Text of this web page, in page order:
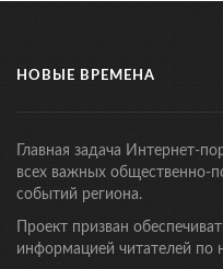
НОВЫЕ ВРЕМЕНА
Главная задача Интернет-
всех важных общественно-
событий региона.
Проект призван
информацией читателей